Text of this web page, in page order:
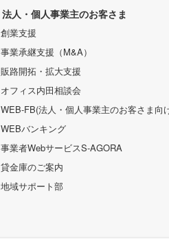
法人・個人事業主のお客さま
創業支援
事業承継支援（M&A）
販路開拓・拡大支援
オフィス内田相談会
WEB-FB(法人・個人事業主のお客さま向
WEBバンキング
事業者WebサービスS-AGORA
貸金庫のご案内
地域サポート部